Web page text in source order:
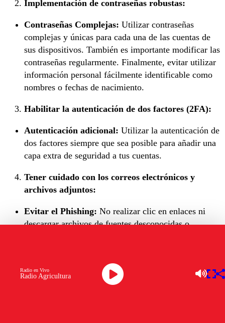
Implementación de contraseñas robustas:
Contraseñas Complejas: Utilizar contraseñas
complejas y únicas para cada una de las cuentas de
sus dispositivos. También es importante modificar las
contraseñas regularmente. Finalmente, evitar utilizar
información personal fácilmente identificable como
nombres o fechas de nacimiento.
Habilitar la autenticación de dos factores (2FA):
Autenticación adicional: Utilizar la autenticación de
dos factores siempre que sea posible para añadir una
capa extra de seguridad a tus cuentas.
Tener cuidado con los correos electrónicos y
archivos adjuntos:
Evitar el Phishing: No realizar clic en enlaces ni
descargar archivos de fuentes desconocidas o
electrónicos y mensajes provengan de fuentes
confiables.
Radio Agricultura
Radio en Vivo